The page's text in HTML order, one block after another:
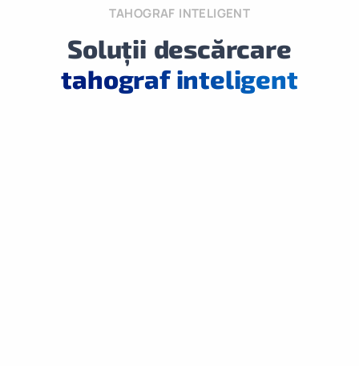
TAHOGRAF INTELIGENT
Soluții descărcare
tahograf inteligent